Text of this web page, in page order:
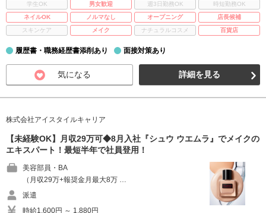
学生OK
男女歓迎 週3日勤務OK
時短勤務OK
ネイルOK
ノルマなし オープニング
店長候補
スキンケア
メイク ナチュラルコスメ 百貨店
履歴書・職務経歴書添削あり 面接対策あり
気になる 詳細を見る
株式会社アイスタイルキャリア
【未経験OK】月収29万可◆8月入社『シュウ ウエムラ』でメイクの
エキスパート！最短半年で社員登用！
美容部員・BA
（月収29万+報奨金月最大8万 …
派遣
時給1,600円 ～ 1,880円